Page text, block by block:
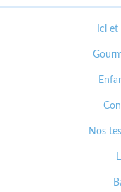
Ici et
Nos